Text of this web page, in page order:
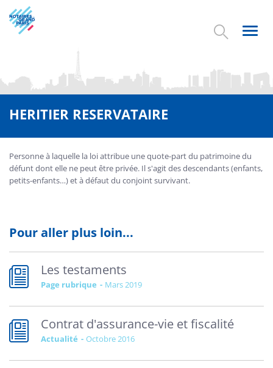
Aller
au
contenu
HERITIER RESERVATAIRE
Personne à laquelle la loi attribue une quote-part du patrimoine du
défunt dont elle ne peut être privée. Il s'agit des descendants (enfants,
petits-enfants…) et à défaut du conjoint survivant.
Pour aller plus loin...
Les testaments
Page rubrique mars 2019
Contrat d'assurance-vie et fiscalité
Actualité octobre 2016